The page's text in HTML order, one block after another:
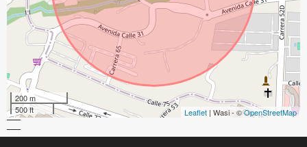
200 m
500 ft
Leaflet | Wasi - ©OpenStreetMap